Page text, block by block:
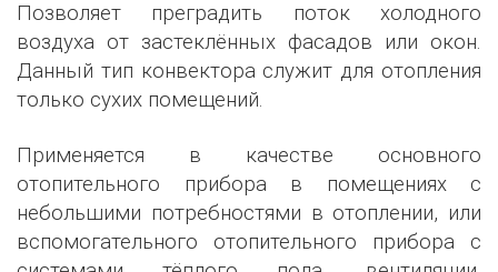
Позволяет преградить поток холодного
воздуха от застеклённых фасадов или окон.
Данный тип конвектора служит для отопления
только сухих помещений.
Применяется в качестве основного
отопительного прибора в помещениях с
небольшими потребностями в отоплении, или
вспомогательного отопительного прибора с